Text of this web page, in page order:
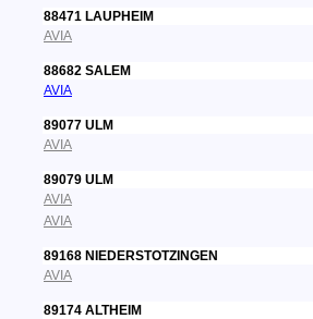
88471 LAUPHEIM
AVIA
88682 SALEM
AVIA
89077 ULM
AVIA
89079 ULM
AVIA
AVIA
89168 NIEDERSTOTZINGEN
AVIA
89174 ALTHEIM